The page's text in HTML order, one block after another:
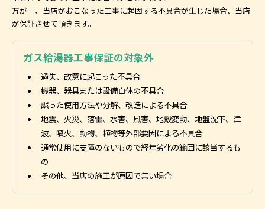
万が一、当店がおこなった工事に起因する不具合が生じた場合、当店
が保証させて頂きます。
ガス給湯器工事保証の対象外
過失、故意に起こった不具合
機器、器具または設備自体の不具合
誤った使用方法や分解、改造による不具合
地震、火災、落雷、水害、風害、地殻変動、地盤沈下、津
波、噴火、動物、植物等外部要因による不具合
通常使用に支障のないもので経年劣化の範囲に該当するも
の
その他、当店の施工が原因で無い場合